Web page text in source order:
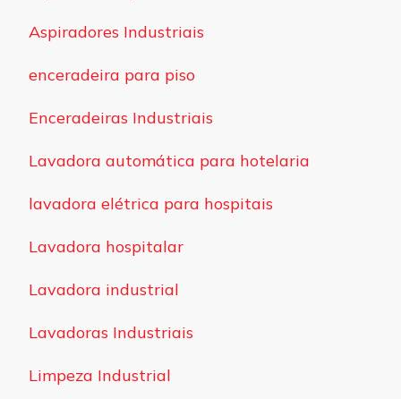
Aspiradores Industriais
enceradeira para piso
Enceradeiras Industriais
Lavadora automática para hotelaria
lavadora elétrica para hospitais
Lavadora hospitalar
Lavadora industrial
Lavadoras Industriais
Limpeza Industrial